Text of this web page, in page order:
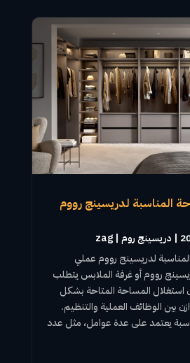
المناسبة لدريسينج رووم
zag | دريسينج روم
لدريسينج روومعملي
روومأوغرفة الملابس يتطلب
المساحة المتاحة بشكل
بين الوظائف العملية والتنظيم.
يعتمد على عدة عوامل، مثل عدد